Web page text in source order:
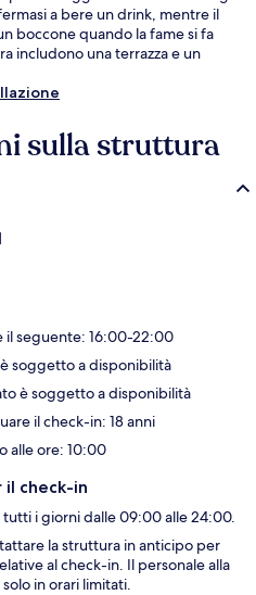
a bere un drink, mentre il
boccone quando la fame si fa
includono una terrazza e un
sulla struttura
il seguente: 16:00-22:00
soggetto a disponibilità
è soggetto a disponibilità
il check-in: 18 anni
alle ore: 10:00
il check-in
tutti i giorni dalle 09:00 alle 24:00.
la struttura in anticipo per
al check-in. Il personale alla
in orari limitati.